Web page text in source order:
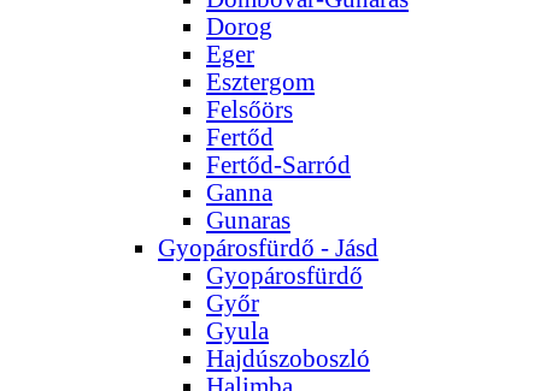
Dorog
Eger
Esztergom
Felsőörs
Fertőd
Fertőd-Sarród
Ganna
Gunaras
Gyopárosfürdő - Jásd
Gyopárosfürdő
Győr
Gyula
Hajdúszoboszló